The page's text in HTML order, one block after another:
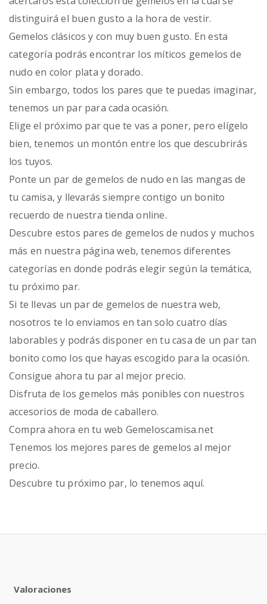
distinguirá el buen gusto a la hora de vestir.
Gemelos clásicos y con muy buen gusto. En esta
categoría podrás encontrar los míticos gemelos de
nudo en color plata y dorado.
Sin embargo, todos los pares que te puedas imaginar,
tenemos un par para cada ocasión.
Elige el próximo par que te vas a poner, pero elígelo
bien, tenemos un montón entre los que descubrirás
los tuyos.
Ponte un par de gemelos de nudo en las mangas de
tu camisa, y llevarás siempre contigo un bonito
recuerdo de nuestra tienda online.
Descubre estos pares de gemelos de nudos y muchos
más en nuestra página web, tenemos diferentes
categorías en donde podrás elegir según la temática,
tu próximo par.
Si te llevas un par de gemelos de nuestra web,
nosotros te lo enviamos en tan solo cuatro días
laborables y podrás disponer en tu casa de un par tan
bonito como los que hayas escogido para la ocasión.
Consigue ahora tu par al mejor precio.
Disfruta de los gemelos más ponibles con nuestros
accesorios de moda de caballero.
Compra ahora en tu web Gemeloscamisa.net
Tenemos los mejores pares de gemelos al mejor
precio.
Descubre tu próximo par, lo tenemos aquí.
Valoraciones